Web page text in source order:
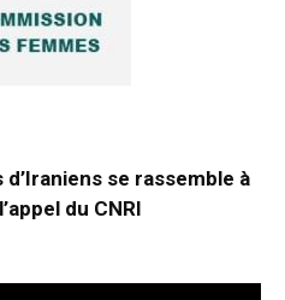
se rassemble à
du CNRI